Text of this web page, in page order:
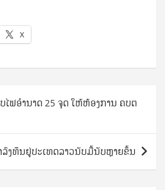
X
ຟອຳນາດ 25 ຈຸດ ໃຫ້ຫ້ອງການ ຄບຕ
ລົງທຶນຢູ່ປະເທດລາວນັບມື້ນັບຫຼາຍຂຶ້ນ